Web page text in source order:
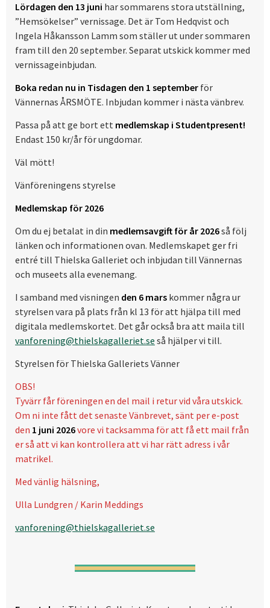
Lördagen den 13 juni har sommarens stora utställning,
”Hemsökelser” vernissage. Det är Tom Hedqvist och
Ingela Håkansson Lamm som ställer ut under sommaren
fram till den 20 september. Separat utskick kommer med
vernissageinbjudan.
Boka redan nu in Tisdagen den 1 september för
Vännernas ÅRSMÖTE. Inbjudan kommer i nästa vänbrev.
Passa på att ge bort ett medlemskap i Studentpresent!
Endast 150 kr/år för ungdomar.
Väl mött!
Vänföreningens styrelse
Medlemskap för 2026
Om du ej betalat in din medlemsavgift för år 2026så följ
länken och informationen ovan. Medlemskapet ger fri
entré till Thielska Galleriet och inbjudan till Vännernas
och museets alla evenemang.
I samband med visningen den 6 mars kommer några ur
styrelsen vara på plats från kl 13 för att hjälpa till med
digitala medlemskortet. Det går också bra att maila till
vanforening@thielskagalleriet.se så hjälper vi till.
Styrelsen för Thielska Galleriets Vänner
OBS!
Tyvärr får föreningen en del mail i retur vid våra utskick.
Om ni inte fått det senaste Vänbrevet, sänt per e-post
den 1 juni 2026vore vi tacksamma för att få ett mail från
er så att vi kan kontrollera att vi har rätt adress i vår
matrikel.
Med vänlig hälsning,
Ulla Lundgren / Karin Meddings
vanforening@thielskagalleriet.se